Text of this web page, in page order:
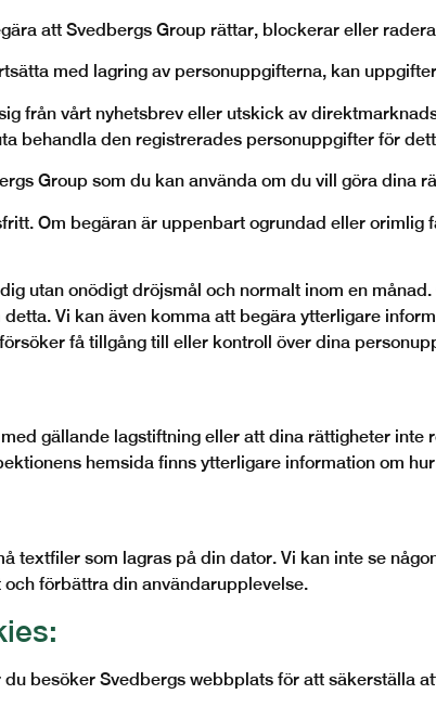
att Svedbergs Group rättar, blockerar eller
med lagring av personuppgifterna, kan
från vårt nyhetsbrev eller utskick av
behandla den registrerades personuppgifter för
Group som du kan använda om du vill göra dina
Om begäran är uppenbart ogrundad eller
utan onödigt dröjsmål och normalt inom en
Vi kan även komma att begära ytterligare
få tillgång till eller kontroll över dina
gällande lagstiftning eller att dina rättigheter inte
hemsida finns ytterligare information om
textfiler som lagras på din dator. Vi kan inte se
förbättra din användarupplevelse.
besöker Svedbergs webbplats för att säkerställa